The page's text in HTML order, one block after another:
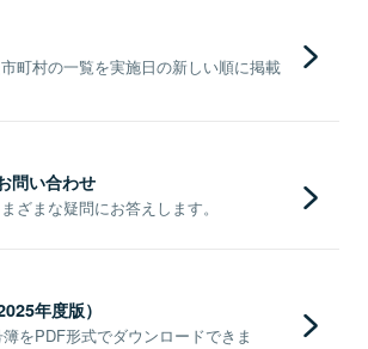
町村の一覧を実施日の新しい順に掲載
問い合わせ
ざまな疑問にお答えします。
年度版）
をPDF形式でダウンロードできま